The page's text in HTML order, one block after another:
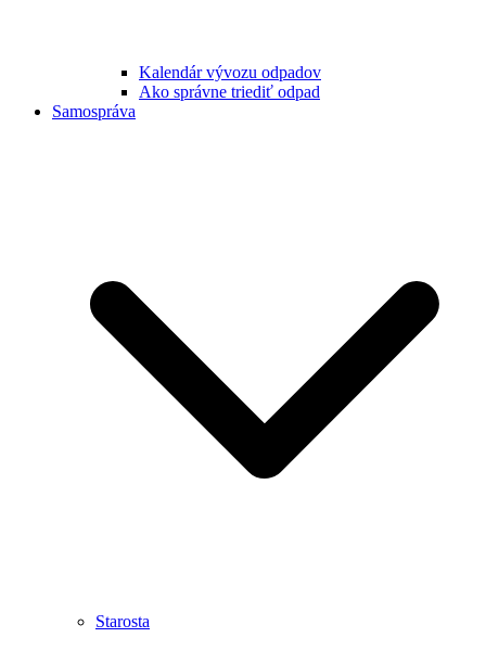
Kalendár vývozu odpadov
Ako správne triediť odpad
Samospráva
Starosta